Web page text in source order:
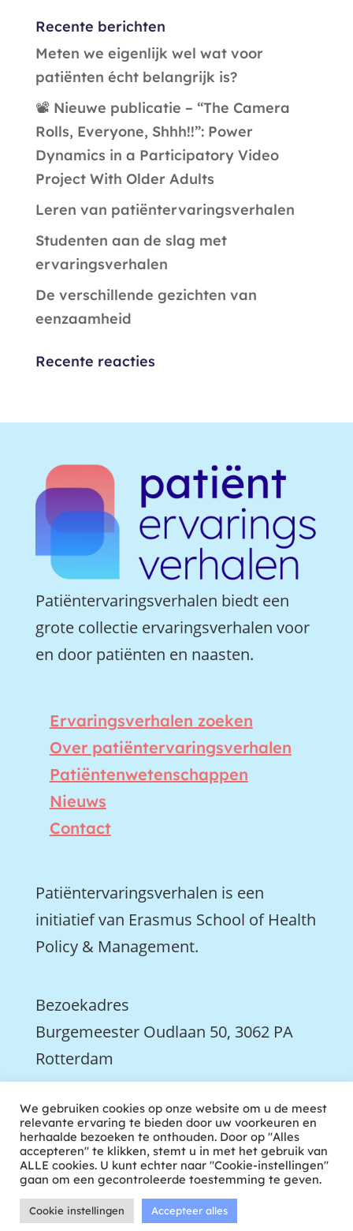
Recente berichten
Meten we eigenlijk wel wat voor
patiënten écht belangrijk is?
📽️ Nieuwe publicatie – “The Camera
Rolls, Everyone, Shhh!!”: Power
Dynamics in a Participatory Video
Project With Older Adults
Leren van patiëntervaringsverhalen
Studenten aan de slag met
ervaringsverhalen
De verschillende gezichten van
eenzaamheid
Recente reacties
Patiëntervaringsverhalen biedt een
grote collectie ervaringsverhalen voor
en door patiënten en naasten.
Ervaringsverhalen zoeken
Over patiëntervaringsverhalen
Patiëntenwetenschappen
Nieuws
Contact
Patiëntervaringsverhalen is een
initiatief van Erasmus School of Health
Policy & Management.
Bezoekadres
Burgemeester Oudlaan 50, 3062 PA
Rotterdam
 We zijn ook actief op LinkedIn
ontwikkeld door tweekoppig
We gebruiken cookies op onze website om u de meest
relevante ervaring te bieden door uw voorkeuren en
herhaalde bezoeken te onthouden. Door op "Alles
accepteren" te klikken, stemt u in met het gebruik van
ALLE cookies. U kunt echter naar "Cookie-instellingen"
gaan om een gecontroleerde toestemming te geven.
Cookie instellingen Accepteer alles